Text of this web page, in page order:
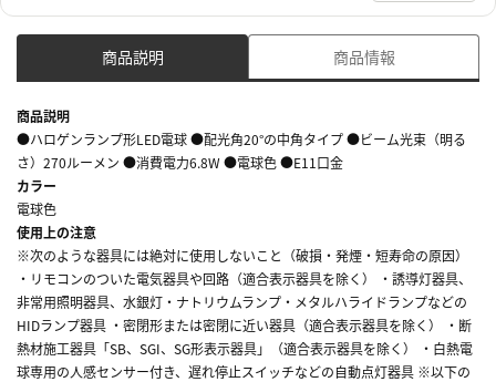
商品説明 商品情報
商品説明
●ハロゲンランプ形LED電球 ●配光角20°の中角タイプ ●ビーム光束（明る
さ）270ルーメン ●消費電力6.8W ●電球色 ●E11口金
カラー
電球色
使用上の注意
※次のような器具には絶対に使用しないこと（破損・発煙・短寿命の原因）
・リモコンのついた電気器具や回路（適合表示器具を除く） ・誘導灯器具、
非常用照明器具、水銀灯・ナトリウムランプ・メタルハライドランプなどの
HIDランプ器具 ・密閉形または密閉に近い器具（適合表示器具を除く） ・断
熱材施工器具「SB、SGI、SG形表示器具」（適合表示器具を除く） ・白熱電
球専用の人感センサー付き、遅れ停止スイッチなどの自動点灯器具 ※以下の